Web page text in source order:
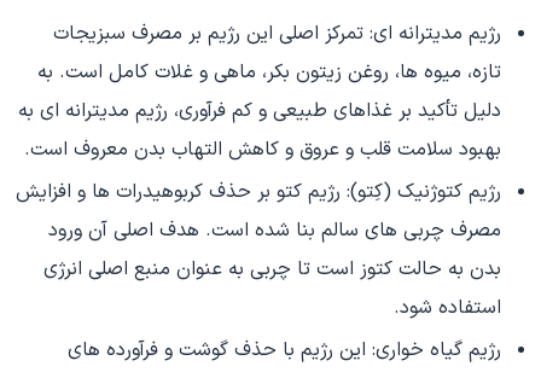
رژیم مدیترانه ای: تمرکز اصلی این رژیم بر مصرف سبزیجات
تازه، میوه ها، روغن زیتون بکر، ماهی و غلات کامل است. به
دلیل تأکید بر غذاهای طبیعی و کم فرآوری، رژیم مدیترانه ای به
بهبود سلامت قلب و عروق و کاهش التهاب بدن معروف است.
رژیم کتوژنیک (کِتو): رژیم کتو بر حذف کربوهیدرات ها و افزایش
مصرف چربی های سالم بنا شده است. هدف اصلی آن ورود
بدن به حالت کتوز است تا چربی به عنوان منبع اصلی انرژی
استفاده شود.
رژیم گیاه خواری: این رژیم با حذف گوشت و فرآورده های